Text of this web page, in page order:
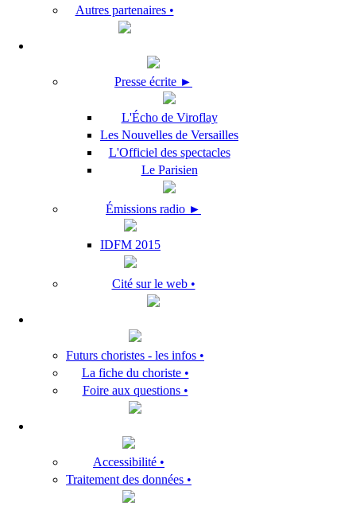
Autres partenaires •
Presse écrite ►
L'Écho de Viroflay
Les Nouvelles de Versailles
L'Officiel des spectacles
Le Parisien
Émissions radio ►
IDFM 2015
Cité sur le web •
Futurs choristes - les infos •
La fiche du choriste •
Foire aux questions •
Accessibilité •
Traitement des données •